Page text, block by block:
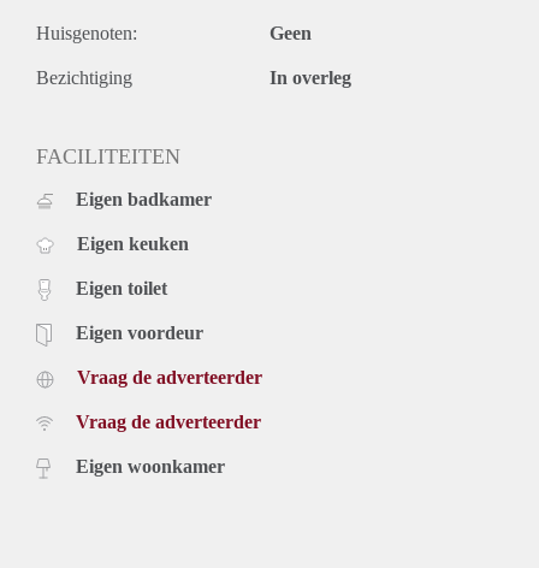
Huisgenoten: Geen
Bezichtiging In overleg
FACILITEITEN
Eigen badkamer
Eigen keuken
Eigen toilet
Eigen voordeur
Vraag de adverteerder
Vraag de adverteerder
Eigen woonkamer